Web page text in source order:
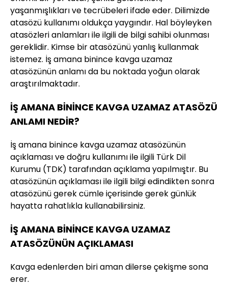
yaşanmışlıkları ve tecrübeleri ifade eder. Dilimizde
atasözü kullanımı oldukça yaygındır. Hal böyleyken
atasözleri anlamları ile ilgili de bilgi sahibi olunması
gereklidir. Kimse bir atasözünü yanlış kullanmak
istemez. İş amana binince kavga uzamaz
atasözünün anlamı da bu noktada yoğun olarak
araştırılmaktadır.
İŞ AMANA BİNİNCE KAVGA UZAMAZ ATASÖZÜ
ANLAMI NEDİR?
İş amana binince kavga uzamaz atasözünün
açıklaması ve doğru kullanımı ile ilgili Türk Dil
Kurumu (TDK) tarafından açıklama yapılmıştır. Bu
atasözünün açıklaması ile ilgili bilgi edindikten sonra
atasözünü gerek cümle içerisinde gerek günlük
hayatta rahatlıkla kullanabilirsiniz.
İŞ AMANA BİNİNCE KAVGA UZAMAZ
ATASÖZÜNÜN AÇIKLAMASI
Kavga edenlerden biri aman dilerse çekişme sona
erer.